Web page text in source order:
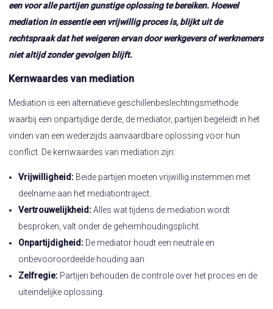
een voor alle partijen gunstige oplossing te bereiken. Hoewel
mediation in essentie een vrijwillig proces is, blijkt uit de
rechtspraak dat het weigeren ervan door werkgevers of werknemers
niet altijd zonder gevolgen blijft.
Kernwaardes van mediation
Mediation is een alternatieve geschillenbeslechtingsmethode
waarbij een onpartijdige derde, de mediator, partijen begeleidt in het
vinden van een wederzijds aanvaardbare oplossing voor hun
conflict. De kernwaardes van mediation zijn:
Vrijwilligheid: Beide partijen moeten vrijwillig instemmen met
deelname aan het mediationtraject.
Vertrouwelijkheid:Alles wat tijdens de mediation wordt
besproken, valt onder de geheimhoudingsplicht.
Onpartijdigheid: De mediator houdt een neutrale en
onbevooroordeelde houding aan.
Zelfregie: Partijen behouden de controle over het proces en de
uiteindelijke oplossing.